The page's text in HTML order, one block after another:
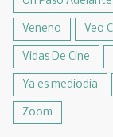
Veneno Veo
Vidas De Cine
Ya es mediodia
Zoom